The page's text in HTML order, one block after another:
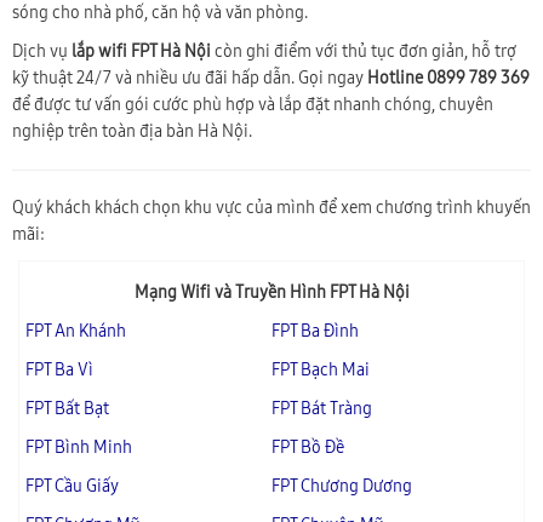
sóng cho nhà phố, căn hộ và văn phòng.
Dịch vụ lắp wifi FPT Hà Nội còn ghi điểm với thủ tục đơn giản, hỗ trợ
kỹ thuật 24/7 và nhiều ưu đãi hấp dẫn. Gọi ngay Hotline 0899 789 369
để được tư vấn gói cước phù hợp và lắp đặt nhanh chóng, chuyên
nghiệp trên toàn địa bàn Hà Nội.
Quý khách khách chọn khu vực của mình để xem chương trình khuyến
mãi:
Mạng Wifi và Truyền Hình FPT Hà Nội
FPT An Khánh
FPT Ba Đình
FPT Ba Vì
FPT Bạch Mai
FPT Bất Bạt
FPT Bát Tràng
FPT Bình Minh
FPT Bồ Đề
FPT Cầu Giấy
FPT Chương Dương